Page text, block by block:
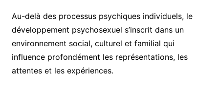
Au-delà des processus psychiques individuels, le
développement psychosexuel s’inscrit dans un
environnement social, culturel et familial qui
influence profondément les représentations, les
attentes et les expériences.